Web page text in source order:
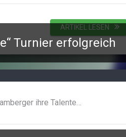
ARTIKEL LESEN
Turnier erfolgreich
ihre Talente…